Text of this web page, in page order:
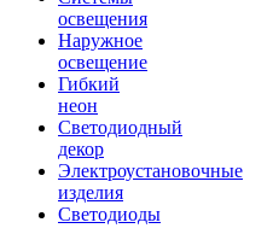
освещения
Наружное
освещение
Гибкий
неон
Светодиодный
декор
Электроустановочные
изделия
Светодиоды